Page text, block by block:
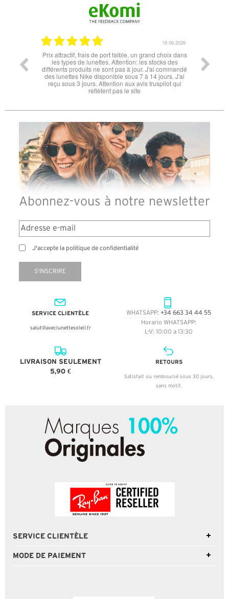
18.06.2026
Prix attractif, frais de port faible, un grand choix dans
les types de lunettes. Attention: les stocks des
différents produits ne sont pas à jour. J'ai commandé
des lunettes Nike disponible sous 7 à 14 jours. J'ai
reçu sous 3 jours. Attention aux avis truspilot qui
reflètent pas le site
Abonnez-vous à notre newsletter
J'accepte la politique de confidentialité
S'INSCRIRE
SERVICE CLIENTÈLE
salut@aveclunettesoleil.fr
WHATSAPP: +34 663 34 44 55
Horario WHATSAPP:
L-V: 10:00 a 13:30
LIVRAISON SEULEMENT
5,90 €
RETOURS
Satisfait ou remboursé sous 30 jours,
sans motif.
SERVICE CLIENTÈLE
MODE DE PAIEMENT